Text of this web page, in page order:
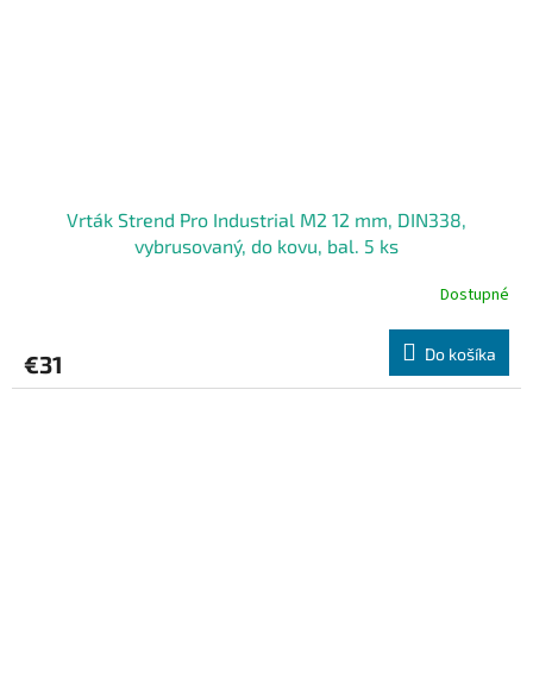
Vrták Strend Pro Industrial M2 12 mm, DIN338,
vybrusovaný, do kovu, bal. 5 ks
Dostupné
€31 Do košíka